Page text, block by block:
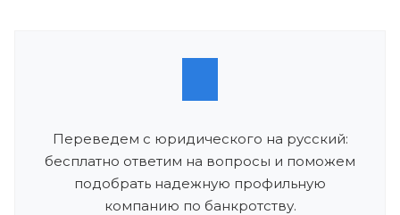
Переведем с юридического на русский:
бесплатно ответим на вопросы и поможем
подобрать надежную профильную
компанию по банкротству.